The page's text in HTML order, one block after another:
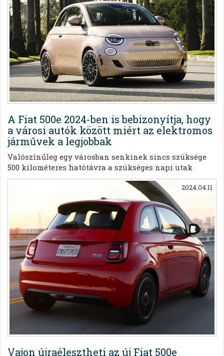
A Fiat 500e 2024-ben is bebizonyítja, hogy
a városi autók között miért az elektromos
járművek a legjobbak
Valószínűleg egy városban senkinek sincs szüksége
500 kilométeres hatótávra a szükséges napi utak
megtételéhez, ezért a Fiat most már inkább arra
összpontosít, ami az emberek számára a legfontosabb.
Vajon újraélesztheti az új Fiat 500e
2024.04.11